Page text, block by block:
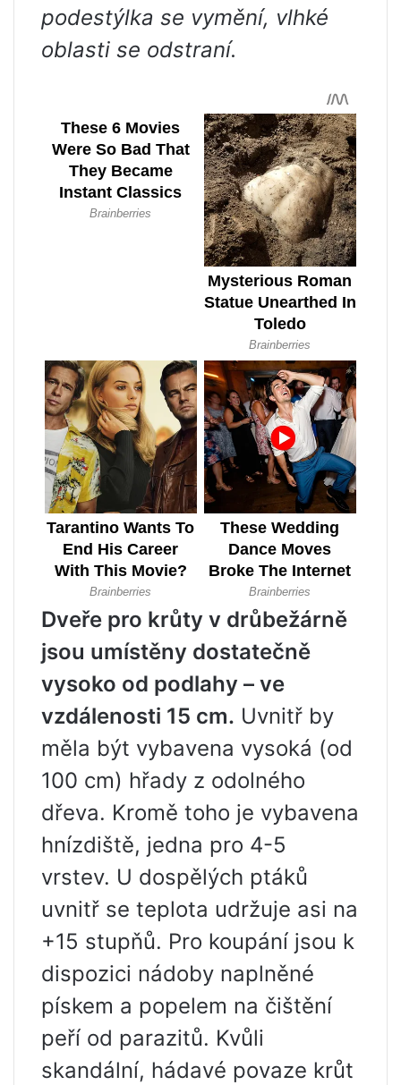
podestýlka se vymění, vlhké
oblasti se odstraní.
Dveře pro krůty v drůbežárně
jsou umístěny dostatečně
vysoko od podlahy – ve
vzdálenosti 15 cm. Uvnitř by
měla být vybavena vysoká (od
100 cm) hřady z odolného
dřeva. Kromě toho je vybavena
hnízdiště, jedna pro 4-5
vrstev. U dospělých ptáků
uvnitř se teplota udržuje asi na
+15 stupňů. Pro koupání jsou k
dispozici nádoby naplněné
pískem a popelem na čištění
peří od parazitů. Kvůli
skandální, hádavé povaze krůt